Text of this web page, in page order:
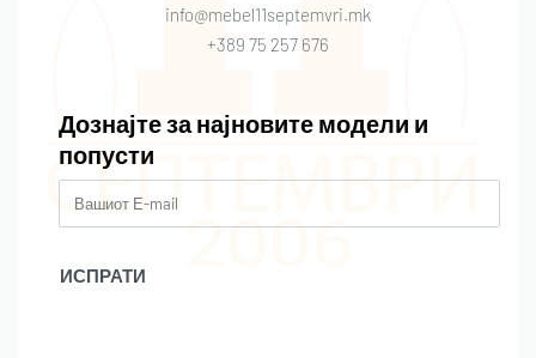
info@mebel11septemvri.mk
+389 75 257 676
Дознајте за најновите модели и
попусти